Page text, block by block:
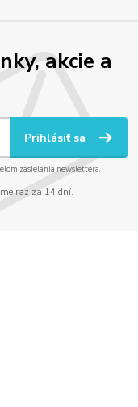
akcie a
Prihlásiť sa
zasielania newslettera.
raz za 14 dní.